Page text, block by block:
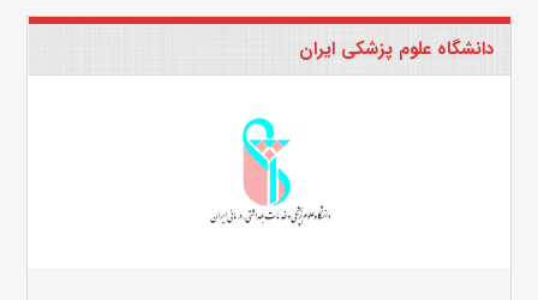
دانشگاه علوم پزشکی ایران